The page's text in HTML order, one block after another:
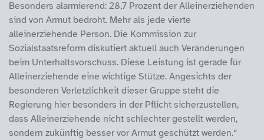
Besonders alarmierend: 28,7 Prozent der Alleinerziehenden
sind von Armut bedroht. Mehr als jede vierte
alleinerziehende Person. Die Kommission zur
Sozialstaatsreform diskutiert aktuell auch Veränderungen
beim Unterhaltsvorschuss. Diese Leistung ist gerade für
Alleinerziehende eine wichtige Stütze. Angesichts der
besonderen Verletzlichkeit dieser Gruppe steht die
Regierung hier besonders in der Pflicht sicherzustellen,
dass Alleinerziehende nicht schlechter gestellt werden,
sondern zukünftig besser vor Armut geschützt werden.“